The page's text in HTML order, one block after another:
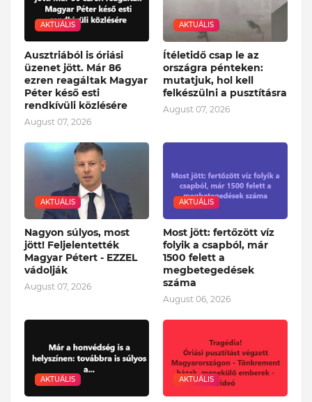
AKTUÁLIS
Ausztriából is óriási
üzenet jött. Már 86
ezren reagáltak Magyar
Péter késő esti
rendkívüli közlésére
August 07, 2026
AKTUÁLIS
Ítéletidő csap le az
országra pénteken:
mutatjuk, hol kell
felkészülni a pusztításra
August 07, 2026
AKTUÁLIS
Nagyon súlyos, most
jött! Feljelentették
Magyar Pétert - EZZEL
vádolják
August 07, 2026
AKTUÁLIS
Most jött: fertőzött víz
folyik a csapból, már
1500 felett a
megbetegedések
száma
August 06, 2026
AKTUÁLIS AKTUÁLIS